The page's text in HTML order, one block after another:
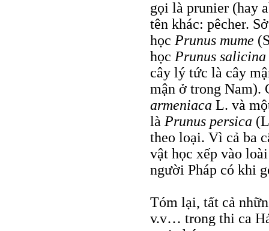
gọi là prunier (hay
tên khác: pêcher.
học Prunus mume
học Prunus salicina
cây lý tức là cây
mận ở trong Nam).
armeniaca L. và
là Prunus persica
theo loại. Vì cả ba
vật học xếp vào
người Pháp có khi
Tóm lại, tất cả
v.v… trong thi ca